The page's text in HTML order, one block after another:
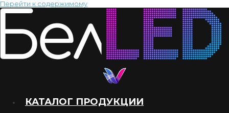
Перейти к содержимому
КАТАЛОГ ПРОДУКЦИИ